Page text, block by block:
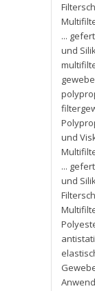
...
und
gewebe
und
...
und